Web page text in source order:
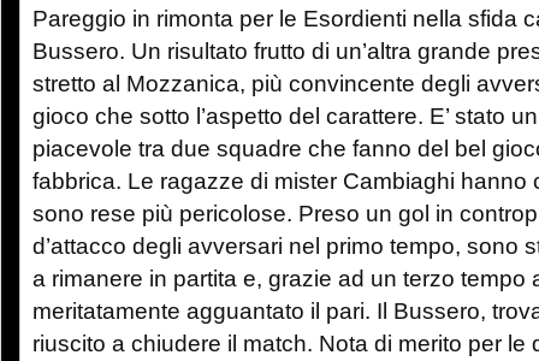
Pareggio in rimonta per le Esordienti nella sfida
Bussero. Un risultato frutto di un’altra grande
stretto al Mozzanica, più convincente degli
gioco che sotto l’aspetto del carattere. E’ stato
piacevole tra due squadre che fanno del bel
fabbrica. Le ragazze di mister Cambiaghi hanno
sono rese più pericolose. Preso un gol in
d’attacco degli avversari nel primo tempo, sono
a rimanere in partita e, grazie ad un terzo tempo
meritatamente agguantato il pari. Il Bussero,
riuscito a chiudere il match. Nota di merito per le